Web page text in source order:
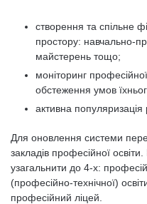
створення та спільне
простору: навчально-
майстерень тощо;
моніторинг професійної
обстеження умов
активна популяризація
Для оновлення системи
закладів професійної
узагальнити до 4-х:
(професійно-технічної)
професійний ліцей.